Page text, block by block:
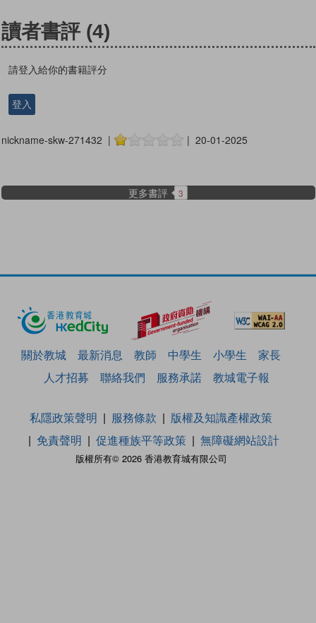
讀者書評 (4)
請登入給你的書籍評分
登入
nickname-skw-271432 | | 20-01-2025
更多書評 3
關於教城 最新消息 教師 中學生 小學生
家長
人才招募
聯絡我們 服務承諾 教城電子報
版權所有© 2026 香港教育城有限公司
私隱政策聲明 服務條款
版權及知識產權政策
免責聲明
促進種族平等政策 無障礙網站設計